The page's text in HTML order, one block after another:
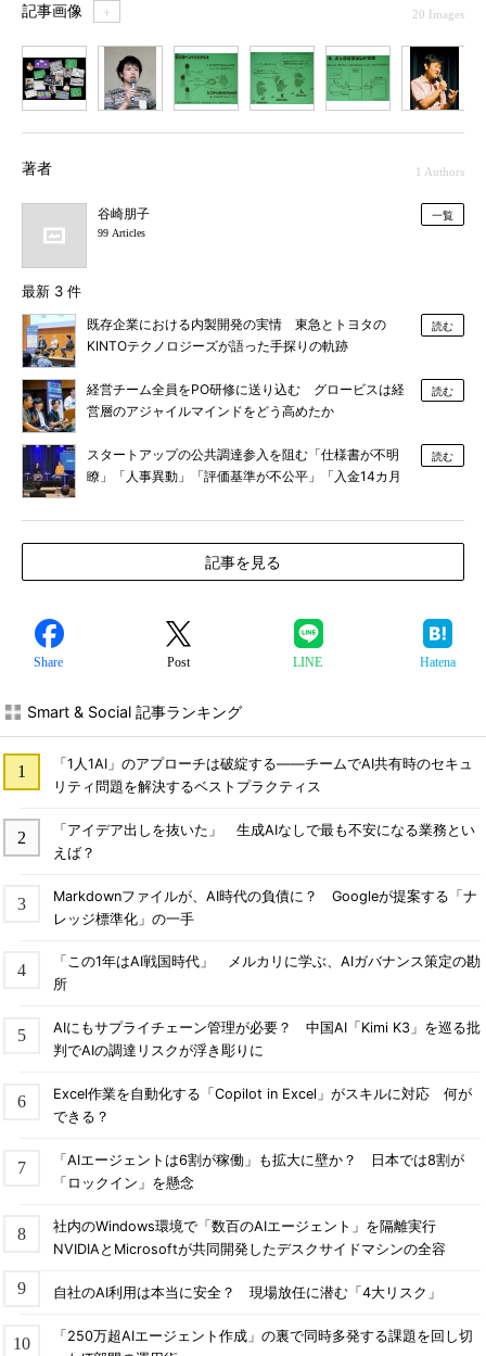
記事画像 ＋ 20 Images
著者 1 Authors
谷崎朋子
99 Articles
一覧
最新 3 件
既存企業における内製開発の実情 東急とトヨタの
KINTOテクノロジーズが語った手探りの軌跡
読む
経営チーム全員をPO研修に送り込む グロービスは経
営層のアジャイルマインドをどう高めたか
読む
スタートアップの公共調達参入を阻む「仕様書が不明
瞭」「人事異動」「評価基準が不公平」「入金14カ月
読む
記事を見る
Share Post LINE Hatena
Smart & Social 記事ランキング
「1人1AI」のアプローチは破綻する――チームでAI共有時のセキュ
リティ問題を解決するベストプラクティス
「アイデア出しを抜いた」 生成AIなしで最も不安になる業務とい
えば？
Markdownファイルが、AI時代の負債に？ Googleが提案する「ナ
レッジ標準化」の一手
「この1年はAI戦国時代」 メルカリに学ぶ、AIガバナンス策定の勘
所
AIにもサプライチェーン管理が必要？ 中国AI「Kimi K3」を巡る批
判でAIの調達リスクが浮き彫りに
Excel作業を自動化する「Copilot in Excel」がスキルに対応 何が
できる？
「AIエージェントは6割が稼働」も拡大に壁か？ 日本では8割が
「ロックイン」を懸念
社内のWindows環境で「数百のAIエージェント」を隔離実行
NVIDIAとMicrosoftが共同開発したデスクサイドマシンの全容
自社のAI利用は本当に安全？ 現場放任に潜む「4大リスク」
「250万超AIエージェント作成」の裏で同時多発する課題を回し切